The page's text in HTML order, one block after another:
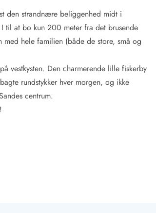
den strandnære beliggenhed midt i
til at bo kun 200 meter fra det brusende
med hele familien (både de store, små og
vestkysten. Den charmerende lille fiskerby
rundstykker hver morgen, og ikke
centrum.